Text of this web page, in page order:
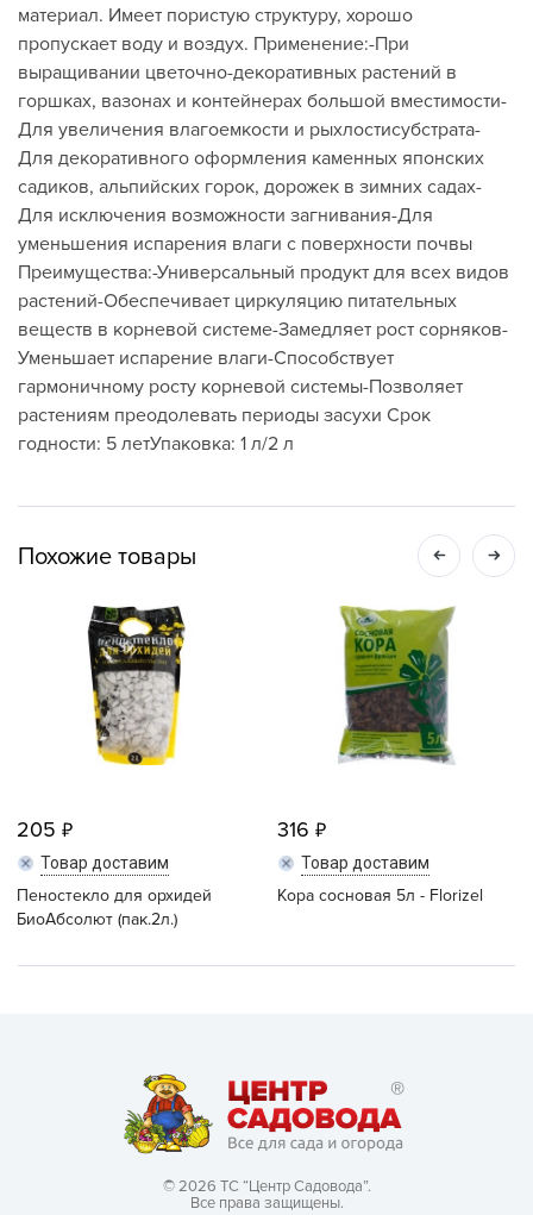
материал. Имеет пористую структуру, хорошо
пропускает воду и воздух. Применение:-При
выращивании цветочно-декоративных растений в
горшках, вазонах и контейнерах большой вместимости-
Для увеличения влагоемкости и рыхлостисубстрата-
Для декоративного оформления каменных японских
садиков, альпийских горок, дорожек в зимних садах-
Для исключения возможности загнивания-Для
уменьшения испарения влаги с поверхности почвы
Преимущества:-Универсальный продукт для всех видов
растений-Обеспечивает циркуляцию питательных
веществ в корневой системе-Замедляет рост сорняков-
Уменьшает испарение влаги-Способствует
гармоничному росту корневой системы-Позволяет
растениям преодолевать периоды засухи Срок
годности: 5 летУпаковка: 1 л/2 л
Похожие товары
205
Товар доставим
Пеностекло для орхидей
БиоАбсолют (пак.2л.)
316
Товар доставим
Кора сосновая 5л - Florizel
© 2026 ТС “Центр Садовода”.
Все права защищены.